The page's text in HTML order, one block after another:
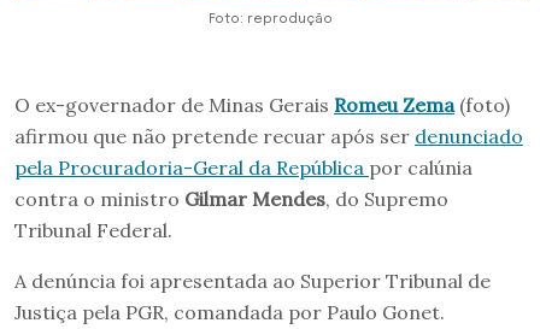
Foto: reprodução
O ex-governador de Minas Gerais Romeu Zema(foto)
afirmou que não pretende recuar após ser denunciado
pela Procuradoria-Geral da República por calúnia
contra o ministro Gilmar Mendes, do Supremo
Tribunal Federal.
A denúncia foi apresentada ao Superior Tribunal de
Justiça pela PGR, comandada por Paulo Gonet.